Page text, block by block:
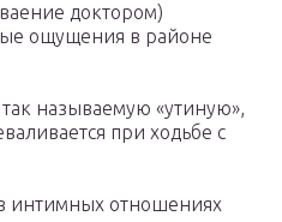
доктором)
ощущения в районе
называемую «утиную»,
при ходьбе с
интимных отношениях